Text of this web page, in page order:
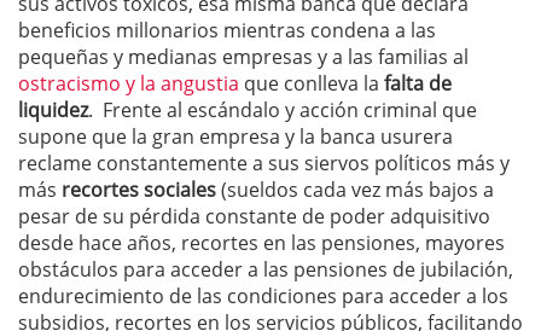
beneficios millonarios mientras condena a las
pequeñas y medianas empresas y a las familias al
ostracismo y la angustia que conlleva la falta de
liquidez. Frente al escándalo y acción criminal que
supone que la gran empresa y la banca usurera
reclame constantemente a sus siervos políticos más y
más recortes sociales(sueldos cada vez más bajos a
pesar de su pérdida constante de poder adquisitivo
desde hace años, recortes en las pensiones, mayores
obstáculos para acceder a las pensiones de jubilación,
endurecimiento de las condiciones para acceder a los
subsidios, recortes en los servicios públicos, facilitando